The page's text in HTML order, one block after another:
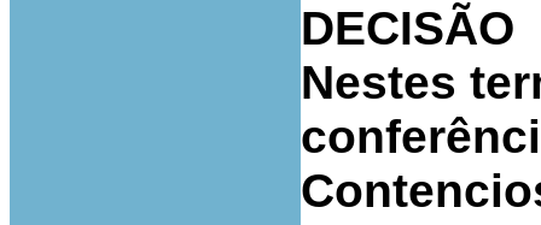
DECISÃO
Nestes